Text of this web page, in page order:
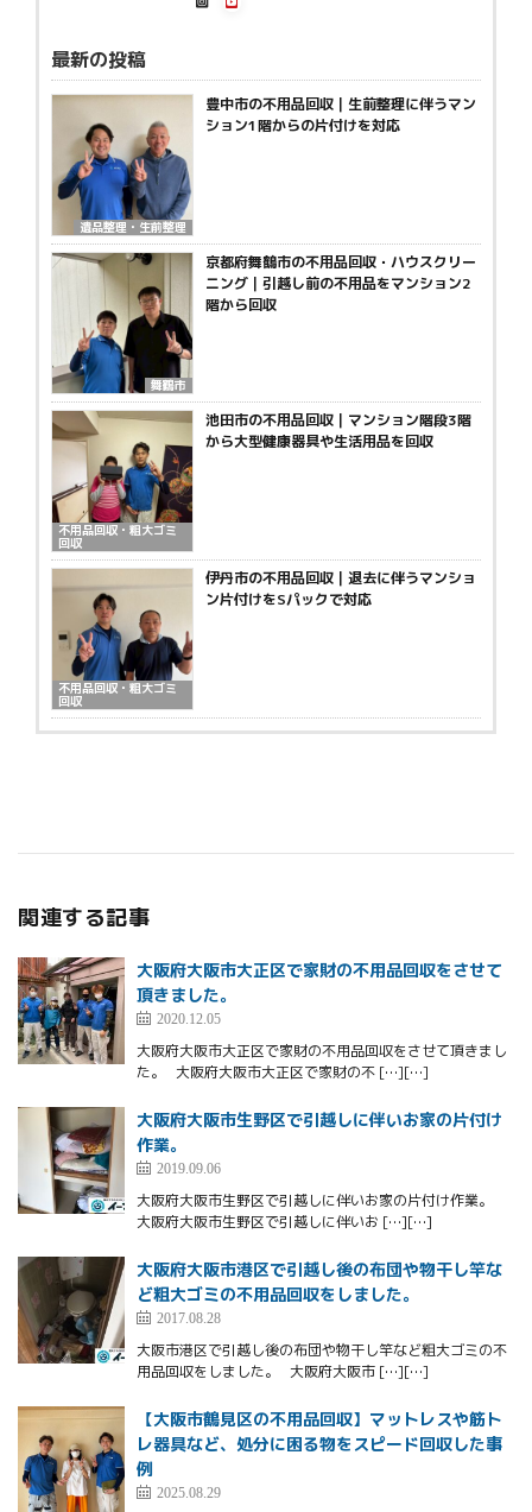
最新の投稿
遺品整理・生前整理
豊中市の不用品回収｜生前整理に伴うマン
ション1階からの片付けを対応
舞鶴市
京都府舞鶴市の不用品回収・ハウスクリー
ニング｜引越し前の不用品をマンション2
階から回収
不用品回収・粗大ゴミ
回収
池田市の不用品回収｜マンション階段3階
から大型健康器具や生活用品を回収
不用品回収・粗大ゴミ
回収
伊丹市の不用品回収｜退去に伴うマンショ
ン片付けをSパックで対応
関連する記事
大阪府大阪市大正区で家財の不用品回収をさせて
頂きました。
2020.12.05
大阪府大阪市大正区で家財の不用品回収をさせて頂きまし
た。 大阪府大阪市大正区で家財の不 […][…]
大阪府大阪市生野区で引越しに伴いお家の片付け
作業。
2019.09.06
大阪府大阪市生野区で引越しに伴いお家の片付け作業。
大阪府大阪市生野区で引越しに伴いお […][…]
大阪府大阪市港区で引越し後の布団や物干し竿な
ど粗大ゴミの不用品回収をしました。
2017.08.28
大阪市港区で引越し後の布団や物干し竿など粗大ゴミの不
用品回収をしました。 大阪府大阪市 […][…]
【大阪市鶴見区の不用品回収】マットレスや筋ト
レ器具など、処分に困る物をスピード回収した事
例
2025.08.29